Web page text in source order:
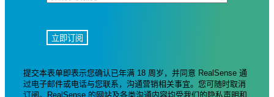
提交本表单即表示您确认已年满 18 周岁，并同意 RealSense 通
过电子邮件或电话与您联系，沟通营销相关事宜。您可随时取消
订阅。RealSense 的网站及各类沟通内容均受我们的 隐私声明和